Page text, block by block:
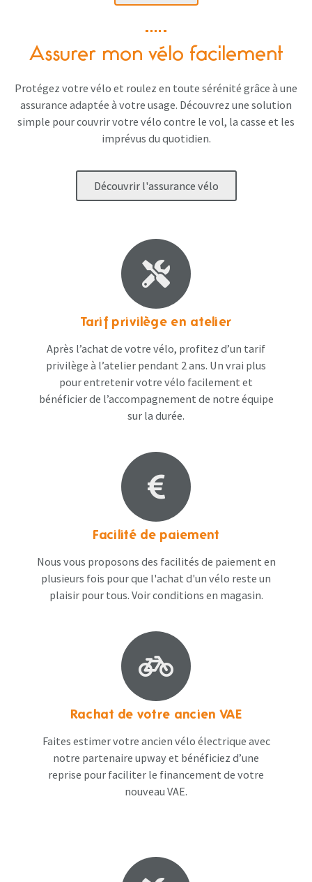
Assurer mon vélo facilement
Protégez votre vélo et roulez en toute sérénité grâce à une
assurance adaptée à votre usage. Découvrez une solution
simple pour couvrir votre vélo contre le vol, la casse et les
imprévus du quotidien.
Découvrir l'assurance vélo
Tarif privilège en atelier
Après l’achat de votre vélo, profitez d’un tarif
privilège à l’atelier pendant 2 ans. Un vrai plus
pour entretenir votre vélo facilement et
bénéficier de l’accompagnement de notre équipe
sur la durée.
Facilité de paiement
Nous vous proposons des facilités de paiement en
plusieurs fois pour que l'achat d'un vélo reste un
plaisir pour tous. Voir conditions en magasin​.
Rachat de votre ancien VAE
Faites estimer votre ancien vélo électrique avec
notre partenaire upway et bénéficiez d’une
reprise pour faciliter le financement de votre
nouveau VAE.